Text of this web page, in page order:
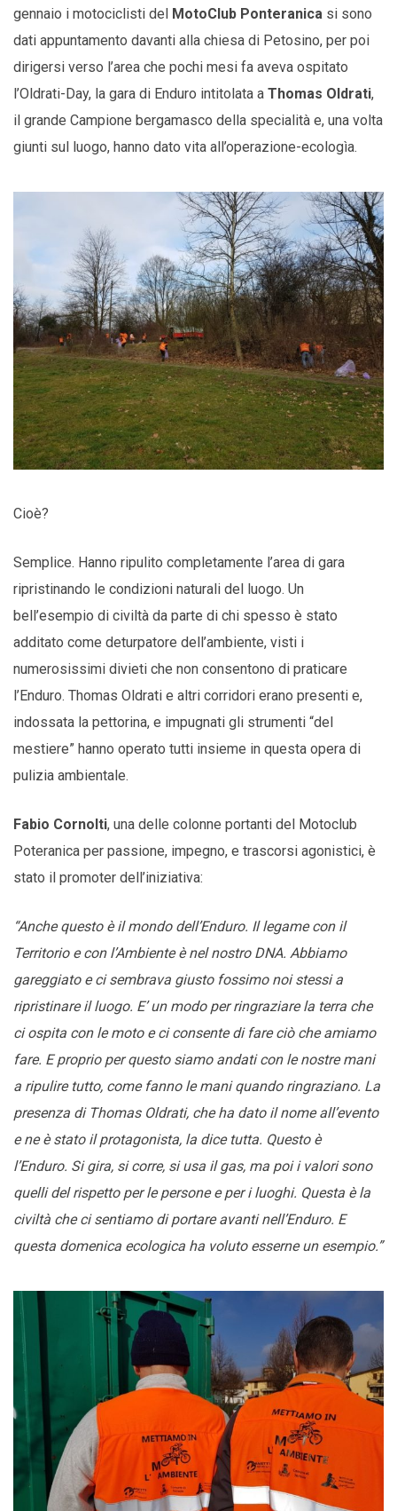
gennaio i motociclisti del MotoClub Ponteranica si sono
dati appuntamento davanti alla chiesa di Petosino, per poi
dirigersi verso l’area che pochi mesi fa aveva ospitato
l’Oldrati-Day, la gara di Enduro intitolata a Thomas Oldrati,
il grande Campione bergamasco della specialità e, una volta
giunti sul luogo, hanno dato vita all’operazione-ecologìa.
Cioè?
Semplice. Hanno ripulito completamente l’area di gara
ripristinando le condizioni naturali del luogo. Un
bell’esempio di civiltà da parte di chi spesso è stato
additato come deturpatore dell’ambiente, visti i
numerosissimi divieti che non consentono di praticare
l’Enduro. Thomas Oldrati e altri corridori erano presenti e,
indossata la pettorina, e impugnati gli strumenti “del
mestiere” hanno operato tutti insieme in questa opera di
pulizia ambientale.
Fabio Cornolti, una delle colonne portanti del Motoclub
Poteranica per passione, impegno, e trascorsi agonistici, è
stato il promoter dell’iniziativa:
“Anche questo è il mondo dell’Enduro. Il legame con il
Territorio e con l’Ambiente è nel nostro DNA. Abbiamo
gareggiato e ci sembrava giusto fossimo noi stessi a
ripristinare il luogo. E’ un modo per ringraziare la terra che
ci ospita con le moto e ci consente di fare ciò che amiamo
fare. E proprio per questo siamo andati con le nostre mani
a ripulire tutto, come fanno le mani quando ringraziano. La
presenza di Thomas Oldrati, che ha dato il nome all’evento
e ne è stato il protagonista, la dice tutta. Questo è
l’Enduro. Si gira, si corre, si usa il gas, ma poi i valori sono
quelli del rispetto per le persone e per i luoghi. Questa è la
civiltà che ci sentiamo di portare avanti nell’Enduro. E
questa domenica ecologica ha voluto esserne un esempio.”